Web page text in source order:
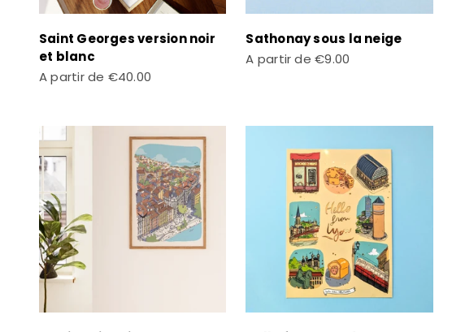
Saint Georges version noir
et blanc
Prix de vente
A partir de €40.00
Sathonay sous la neige
Prix de vente
A partir de€9.00